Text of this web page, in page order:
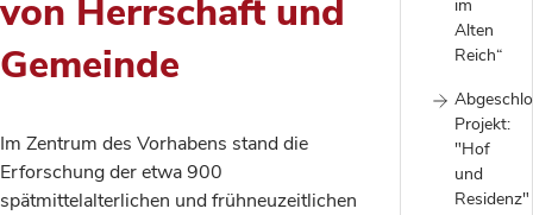
im
Alten
Reich“
Projekt:
"Hof
und
Residenz"
von Herrschaft und
Gemeinde
Im Zentrum des Vorhabens stand die
Erforschung der etwa 900
spätmittelalterlichen und frühneuzeitlichen